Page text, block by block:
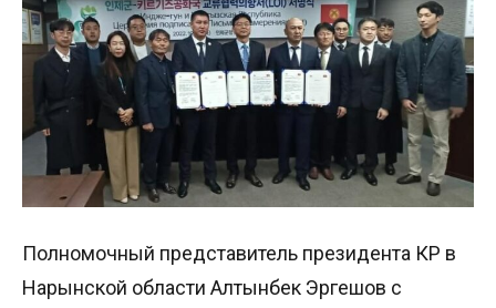
Полномочный представитель президента КР в
Нарынской области Алтынбек Эргешов с